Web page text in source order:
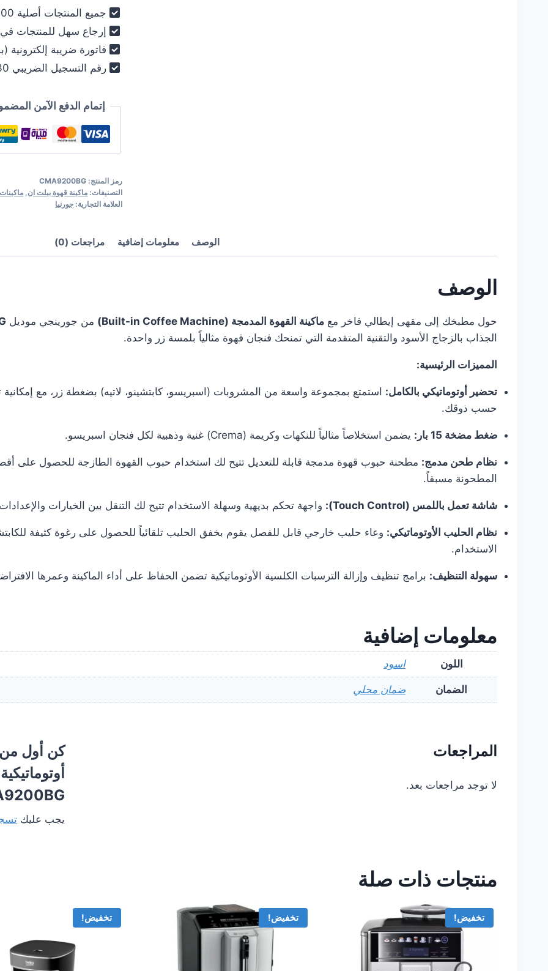
جميع المنتجات أصلية 100% - فرز أول فقط .
إرجاع سهل للمنتجات في خلال
فاتورة ضريبة
رقم التسجيل الضريبي 030-012-250 .
إتمام الدفع الآمن
رمز المنتج: CMA9200BG
التصنيفات: ماكينة قهوة بيلت ان
العلامة التجارية: جورنيا
الوصف معلومات إضافية مراجعات (0)
الوصف
حول مطبخك إلى مقهى إيطالي فاخر مع ماكينة القهوة المدمجة (Built-in Coffee Machine) من جورينجي موديل
الجذاب بالزجاج الأسود والتقنية المتقدمة التي تمنحك فنجان قهوة مثالياً بلمسة زر واحدة.
المميزات الرئيسية:
تحضير أوتوماتيكي بالكامل: استمتع بمجموعة واسعة من المشروبات (اسبريسو، كابتشينو، لاتيه) بضغطة زر، مع
حسب ذوقك.
ضغط مضخة 15 بار: يضمن استخلاصاً مثالياً للنكهات وكريمة (Crema) غنية وذهبية لكل فنجان اسبريسو.
نظام طحن مدمج: مطحنة حبوب قهوة مدمجة قابلة للتعديل تتيح لك استخدام حبوب القهوة الطازجة للحصول على
المطحونة مسبقاً.
شاشة تعمل باللمس (Touch Control): واجهة تحكم بديهية وسهلة الاستخدام تتيح لك التنقل بين الخيارات
نظام الحليب الأوتوماتيكي: وعاء حليب خارجي قابل للفصل يقوم بخفق الحليب تلقائياً للحصول على رغوة كثيفة
الاستخدام.
سهولة التنظيف: برامج تنظيف وإزالة الترسبات الكلسية الأوتوماتيكية تضمن الحفاظ على أداء الماكينة وعمرها
معلومات إضافية
اللون اسود
الضمان ضمان محلي
المراجعات
لا توجد مراجعات بعد.
كن أول من
يجب عليك
منتجات ذات صلة
تخفيض! تخفيض! تخفيض!